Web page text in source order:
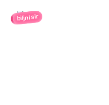
biljni sir